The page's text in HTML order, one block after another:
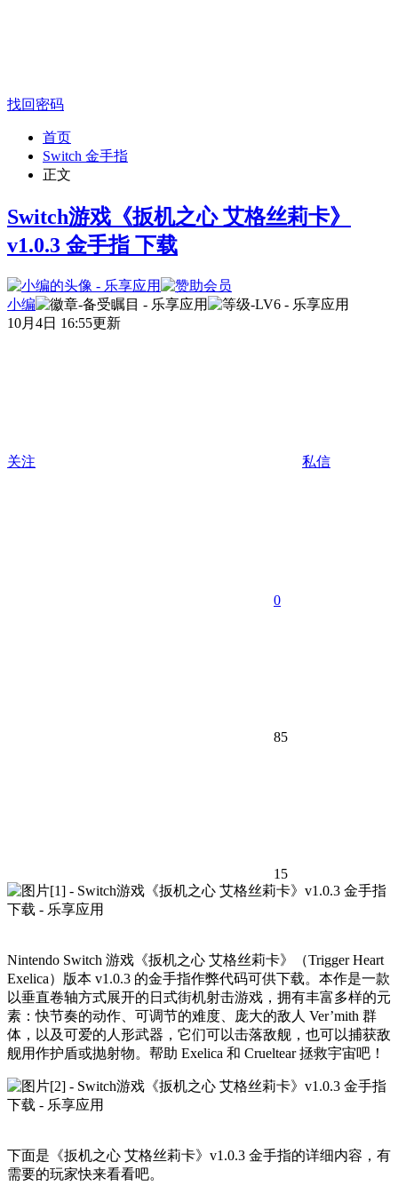
找回密码
首页
Switch 金手指
正文
Switch游戏《扳机之心 艾格丝莉卡》
v1.0.3 金手指 下载
小编
10月4日 16:55更新
关注 私信
0
85
15
Nintendo Switch 游戏《扳机之心 艾格丝莉卡》（Trigger Heart
Exelica）版本 v1.0.3 的金手指作弊代码可供下载。本作是一款
以垂直卷轴方式展开的日式街机射击游戏，拥有丰富多样的元
素：快节奏的动作、可调节的难度、庞大的敌人 Ver’mith 群
体，以及可爱的人形武器，它们可以击落敌舰，也可以捕获敌
舰用作护盾或抛射物。帮助 Exelica 和 Crueltear 拯救宇宙吧！
下面是《扳机之心 艾格丝莉卡》v1.0.3 金手指的详细内容，有
需要的玩家快来看看吧。